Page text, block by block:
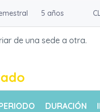
5 años
de una sede a otra.
DURACIÓN